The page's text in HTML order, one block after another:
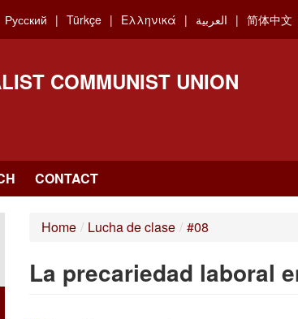
Русский Türkçe Ελληνικά العربية 简体中文
COMMUNIST UNION
CONTACT
Home / Lucha de clase / #08
La precariedad laboral